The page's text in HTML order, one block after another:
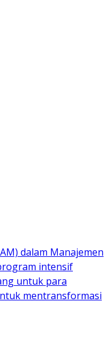
dalam Manajemen
intensif
untuk para
mentransformasi